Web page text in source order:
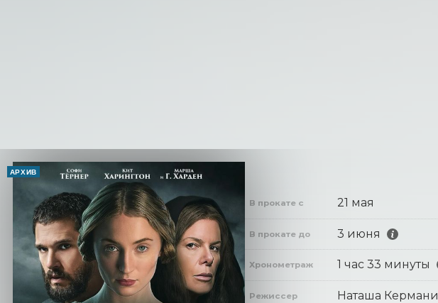
АРХИВ
В прокате с 21 мая
В прокате до 3 июня
Хронометраж 1 час 33 минуты
Режиссер Наташа Кермани